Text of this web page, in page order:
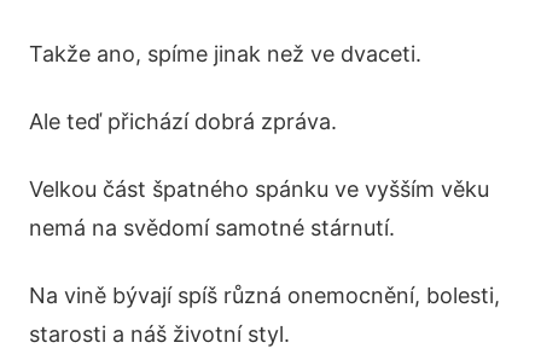
Takže ano, spíme jinak než ve dvaceti.
Ale teď přichází dobrá zpráva.
Velkou část špatného spánku ve vyšším věku
nemá na svědomí samotné stárnutí.
Na vině bývají spíš různá onemocnění, bolesti,
starosti a náš životní styl.